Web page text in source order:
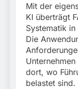
Mit der
KI überträgt
Systematik
Die
dort, wo
belastet